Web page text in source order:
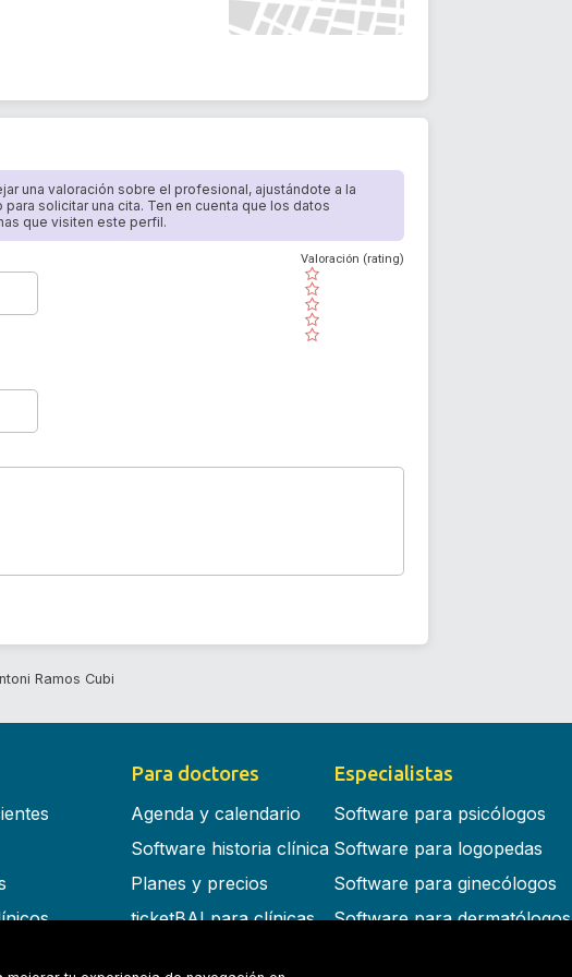
una valoración sobre el profesional, ajustándote a la
solicitar una cita. Ten en cuenta que los datos
que visiten este perfil.
( )
( )
( )
( )
( )
Valoración (rating)
Ramos Cubi
Para doctores
Agenda y calendario
Software historia clínica
Planes y precios
ticketBAI para clínicas
Especialistas
Software para psicólogos
Software para logopedas
Software para ginecólogos
Software para dermatólogos